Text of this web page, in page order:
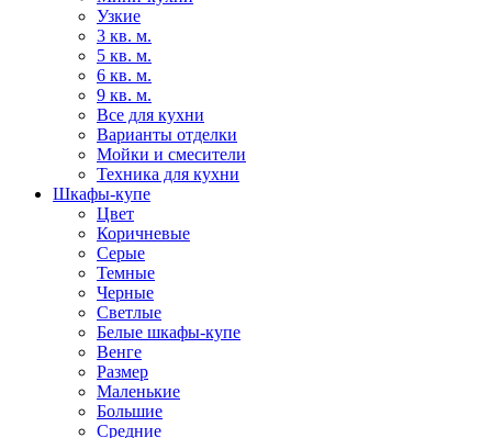
Узкие
3 кв. м.
5 кв. м.
6 кв. м.
9 кв. м.
Все для кухни
Варианты отделки
Мойки и смесители
Техника для кухни
Шкафы-купе
Цвет
Коричневые
Серые
Темные
Черные
Светлые
Белые шкафы-купе
Венге
Размер
Маленькие
Большие
Средние